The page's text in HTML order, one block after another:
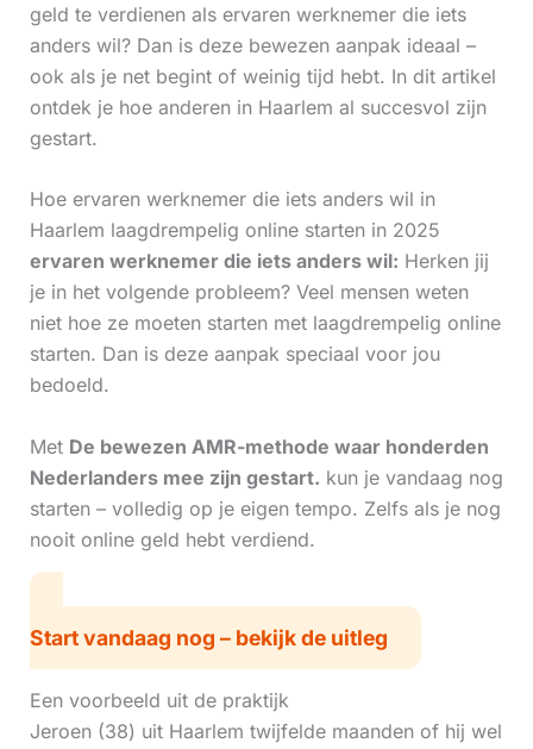
geld te verdienen als ervaren werknemer die iets
anders wil? Dan is deze bewezen aanpak ideaal –
ook als je net begint of weinig tijd hebt. In dit artikel
ontdek je hoe anderen in Haarlem al succesvol zijn
gestart.
Hoe ervaren werknemer die iets anders wil in
Haarlem laagdrempelig online starten in 2025
ervaren werknemer die iets anders wil: Herken jij
je in het volgende probleem? Veel mensen weten
niet hoe ze moeten starten met laagdrempelig online
starten. Dan is deze aanpak speciaal voor jou
bedoeld.
Met De bewezen AMR-methode waar honderden
Nederlanders mee zijn gestart. kun je vandaag nog
starten – volledig op je eigen tempo. Zelfs als je nog
nooit online geld hebt verdiend.
Start vandaag nog – bekijk de uitleg
Een voorbeeld uit de praktijk
Jeroen (38) uit Haarlem twijfelde maanden of hij wel